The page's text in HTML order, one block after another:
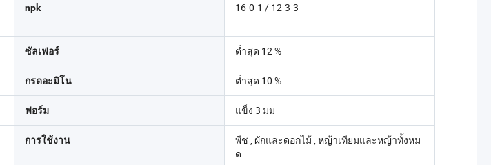
npk 16-0-1 / 12-3-3
ซัลเฟอร์ ต่ำสุด 12 %
กรดอะมิโน ต่ำสุด 10 %
ฟอร์ม แข็ง 3 มม
การใช้งาน
พืช , ผักและดอกไม้ , หญ้าเทียมและหญ้าทั้งหม
ด